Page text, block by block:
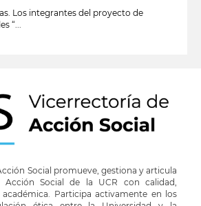
Los integrantes del proyecto de
“...
Social promueve, gestiona y articula
Social de la UCR con calidad,
Participa activamente en los